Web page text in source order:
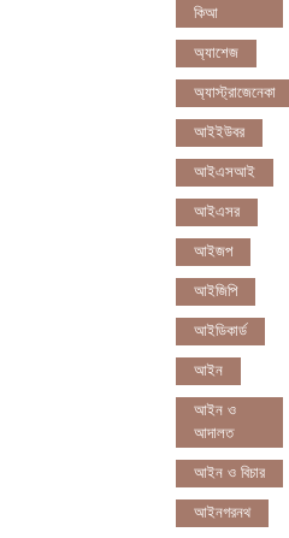
কিআ
অ্যাশেজ
অ্যাস্ট্রাজেনেকা
আইইউবর
আইএসআই
আইএসর
আইজপ
আইজিপি
আইডিকার্ড
আইন
আইন ও
আদালত
আইন ও বিচার
আইনগরনথ